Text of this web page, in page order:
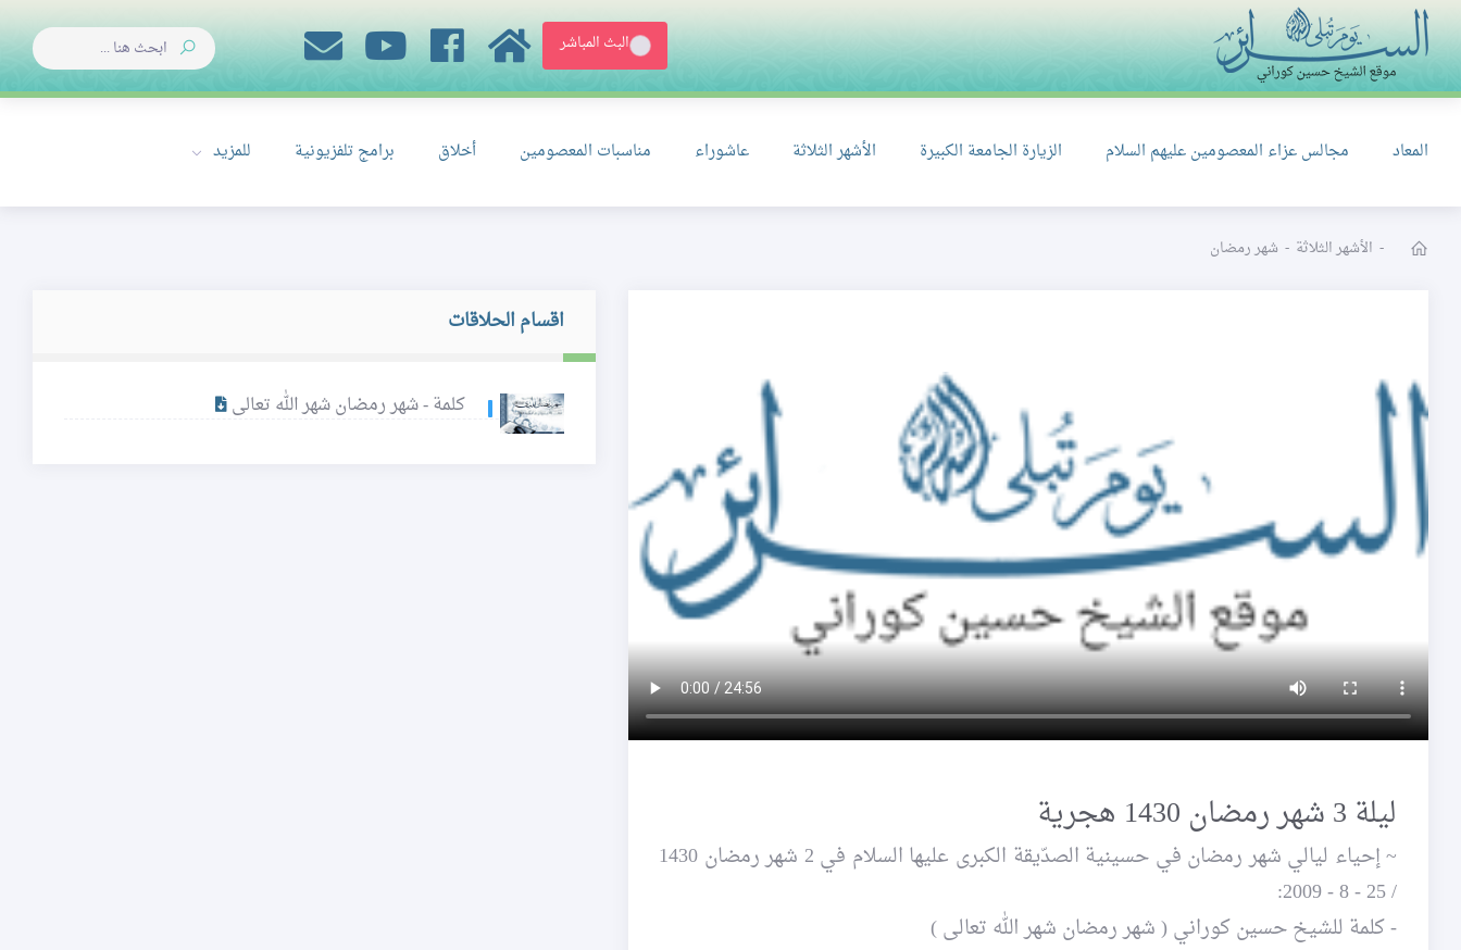
البث المباشر
المعاد مجالس عزاء المعصومين عليهم السلام الزيارة الجامعة الكبيرة الأشهر الثلاثة عاشوراء مناسبات المعصومين أخلاق برامج تلفزيونية للمزيد
- الأشهر الثلاثة - شهر رمضان
ليلة 3 شهر رمضان 1430 هجرية
~ إحياء ليالي شهر رمضان في حسينية الصدّيقة الكبرى عليها السلام في 2 شهر رمضان 1430
/ 25 - 8 - 2009:
- كلمة للشيخ حسين كوراني ( شهر رمضان شهر الله تعالى )
اقسام الحلاقات
كلمة - شهر رمضان شهر الله تعالى